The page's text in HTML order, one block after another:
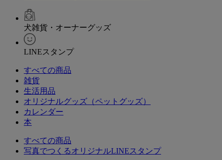
犬雑貨・オーナーグッズ
LINEスタンプ
すべての商品
雑貨
生活用品
オリジナルグッズ（ペットグッズ）
カレンダー
本
すべての商品
写真でつくるオリジナルLINEスタンプ